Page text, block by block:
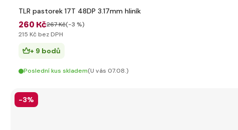
TLR pastorek 17T 48DP 3.17mm hliník
260 Kč267 Kč(-3 %)
215 Kč bez DPH
+ 9 bodů
Poslední kus skladem(U vás 07.08.)
-3%